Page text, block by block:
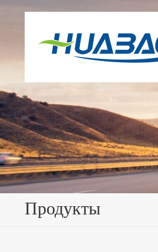
Продукты